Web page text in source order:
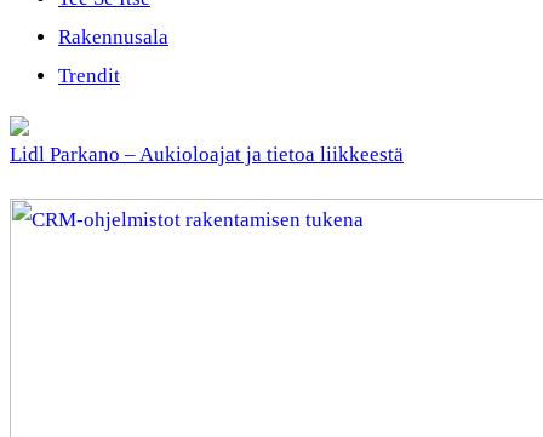
Rakennusala
Trendit
Lidl Parkano – Aukioloajat ja tietoa liikkeestä